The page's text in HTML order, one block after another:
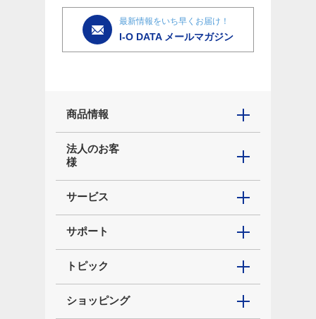
最新情報をいち早くお届け！
I-O DATA メールマガジン
商品情報
法人のお客
様
サービス
サポート
トピック
ショッピング